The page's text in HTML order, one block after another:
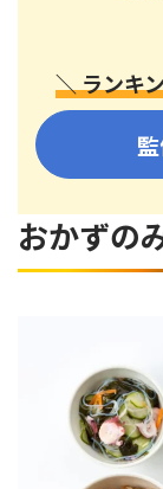
＼ ランキ
おかずの